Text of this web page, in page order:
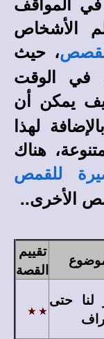
الأشخاص
، حيث
في الوقت
يمكن أن
لهذا
هناك
للقمص
الأخرى..
تقييم
القصة
لنا حتى